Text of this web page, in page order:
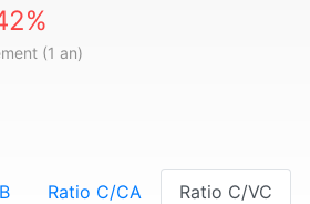
(1 an)
Ratio C/CA Ratio C/VC